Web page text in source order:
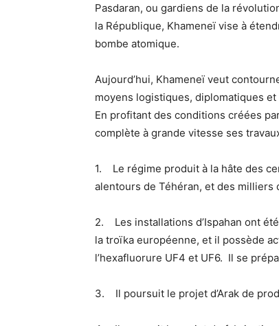
Pasdaran, ou gardiens de la
la République, Khameneï vise à
bombe atomique.
Aujourd’hui, Khameneï veut
moyens logistiques, diplomatiques
En profitant des conditions créées
complète à grande vitesse ses
1. Le régime produit à la hâte des
alentours de Téhéran, et des milliers
2. Les installations d’Ispahan ont
la troïka européenne, et il possède
l’hexafluorure UF4 et UF6. Il se
3. Il poursuit le projet d’Arak de